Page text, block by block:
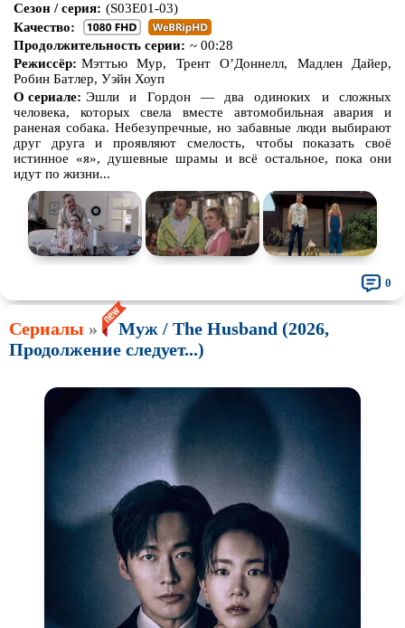
Сезон / серия: (S03E01-03)
Качество:
Продолжительность серии: ~ 00:28
Режиссёр: Мэттью Мур, Трент О’Доннелл, Мадлен Дайер,
Робин Батлер, Уэйн Хоуп
О сериале: Эшли и Гордон — два одиноких и сложных
человека, которых свела вместе автомобильная авария и
раненая собака. Небезупречные, но забавные люди выбирают
друг друга и проявляют смелость, чтобы показать своё
истинное «я», душевные шрамы и всё остальное, пока они
идут по жизни...
0
Сериалы »
Муж / The Husband (2026,
Продолжение следует...)